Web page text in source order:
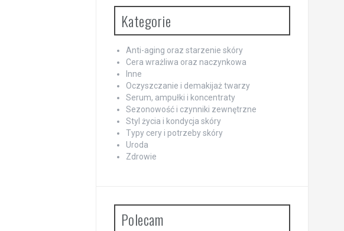
Kategorie
Anti-aging oraz starzenie skóry
Cera wrażliwa oraz naczynkowa
Inne
Oczyszczanie i demakijaż twarzy
Serum, ampułki i koncentraty
Sezonowość i czynniki zewnętrzne
Styl życia i kondycja skóry
Typy cery i potrzeby skóry
Uroda
Zdrowie
Polecam